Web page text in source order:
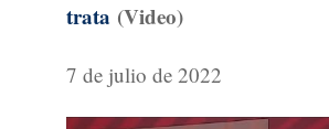
trata (Video)
7 de julio de 2022